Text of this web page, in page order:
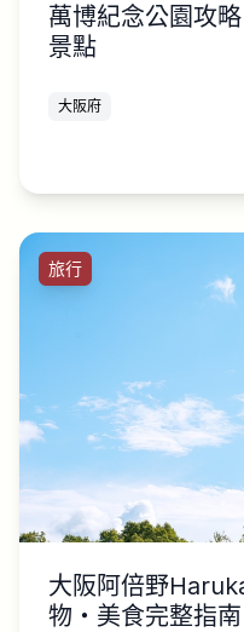
萬博紀念公園攻
景點
大阪府
旅行
大阪阿倍野
物・美食完整指南